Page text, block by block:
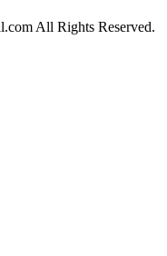
All Rights Reserved.